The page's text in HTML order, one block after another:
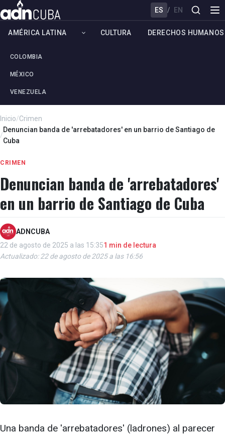
ES / EN
AMÉRICA LATINA
COLOMBIA
MÉXICO
VENEZUELA
CULTURA DERECHOS HUMANOS
Inicio/Crimen
/
Denuncian banda de 'arrebatadores' en un barrio de Santiago de
Cuba
CRIMEN
Denuncian banda de 'arrebatadores'
en un barrio de Santiago de Cuba
ADNCUBA
22 de agosto de 2025 a las 15:351 min de lectura
Actualizado: 22 de agosto de 2025 a las 16:56
Una banda de 'arrebatadores' (ladrones) al parecer